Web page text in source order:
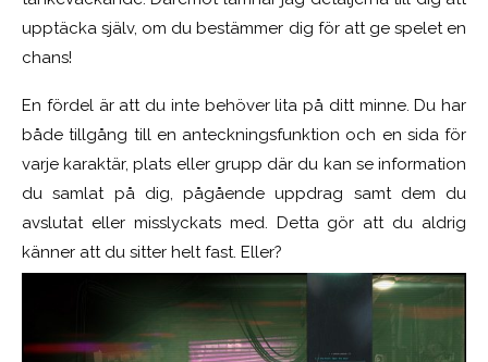
upptäcka själv, om du bestämmer dig för att ge spelet en
chans!
En fördel är att du inte behöver lita på ditt minne. Du har
både tillgång till en anteckningsfunktion och en sida för
varje karaktär, plats eller grupp där du kan se information
du samlat på dig, pågående uppdrag samt dem du
avslutat eller misslyckats med. Detta gör att du aldrig
känner att du sitter helt fast. Eller?